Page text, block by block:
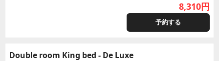
8,310円
予約する
Double room King bed - De Luxe